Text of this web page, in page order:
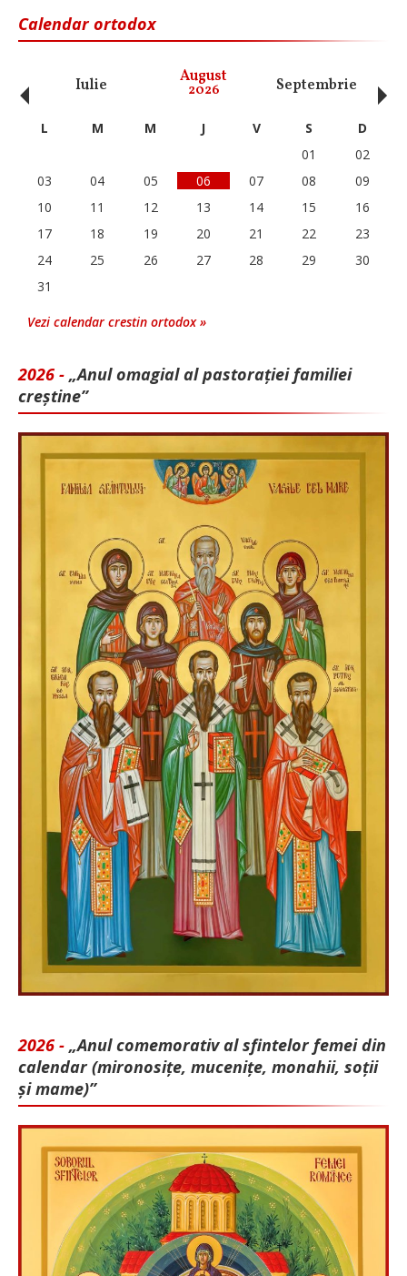
Calendar ortodox
Iulie August
2026 Septembrie
‹ L M M J V S
D
01
02
03
04 05 06 07 08
09
10
11 12 13 14 15
16
17
18 19 20 21 22
23
24
25 26 27 28 29
30
31
Vezi calendar crestin ortodox »
2026 - „Anul omagial al pastorației familiei
creștine”
2026 - „Anul comemorativ al sfintelor femei din
calendar (mironosițe, mu­cenițe, monahii, soții
și mame)”